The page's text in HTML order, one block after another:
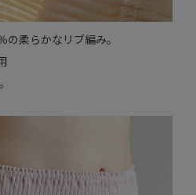
柔らかなリブ編み。